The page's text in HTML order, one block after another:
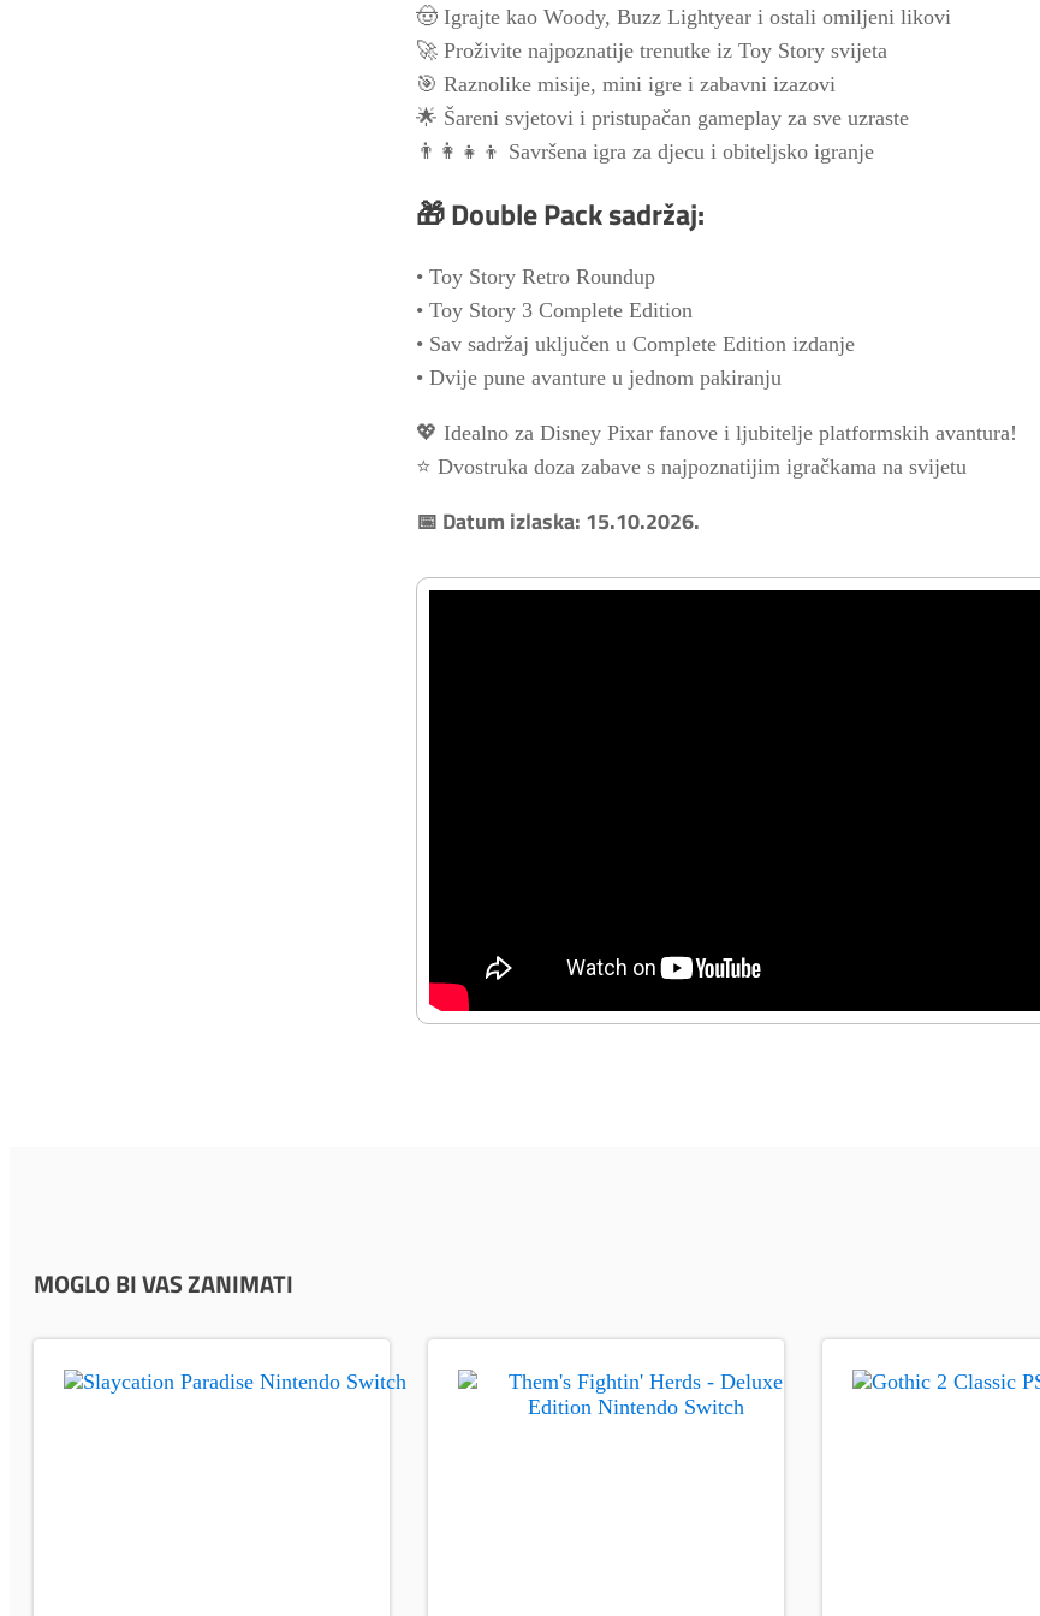
🤠 Igrajte kao Woody, Buzz Lightyear i ostali omiljeni likovi
🚀 Proživite najpoznatije trenutke iz Toy Story svijeta
🎯 Raznolike misije, mini igre i zabavni izazovi
🌟 Šareni svjetovi i pristupačan gameplay za sve uzraste
👨‍👩‍👧‍👦 Savršena igra za djecu i obiteljsko igranje
🎁 Double Pack sadržaj:
• Toy Story Retro Roundup
• Toy Story 3 Complete Edition
• Sav sadržaj uključen u Complete Edition izdanje
• Dvije pune avanture u jednom pakiranju
💖 Idealno za Disney Pixar fanove i ljubitelje platformskih avantura!
⭐ Dvostruka doza zabave s najpoznatijim igračkama na svijetu
📅 Datum izlaska: 15.10.2026.
MOGLO BI VAS ZANIMATI